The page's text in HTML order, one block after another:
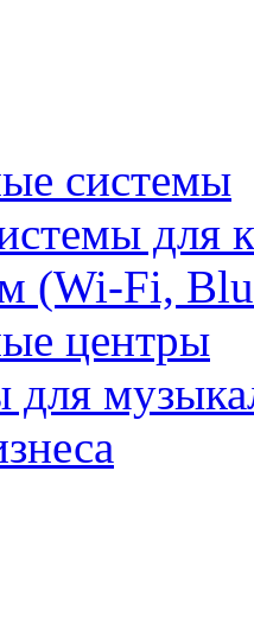
системы
для
(Wi-Fi,
центры
для